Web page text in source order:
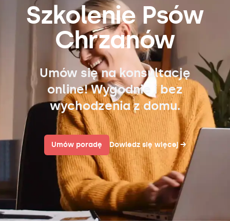
Szkolenie Psów
Chrzanów
Umów się na konsultację
online! Wygodnie i bez
wychodzenia z domu.
Umów poradę Dowiedz się więcej→